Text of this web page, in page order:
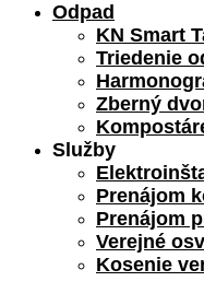
Odpad
KN Smart
Triedenie
Zberný
Služby
Prenájom
Prenájom
Verejné
Kosenie